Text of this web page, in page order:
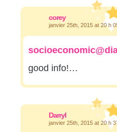
corey
janvier 25th, 2015 at 20 h
good info!…
Darryl
janvier 25th, 2015 at 20 h